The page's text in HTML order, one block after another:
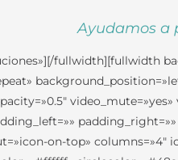
Ayudamos a
fullwidth][fullwidth
on-top» columns=»4″